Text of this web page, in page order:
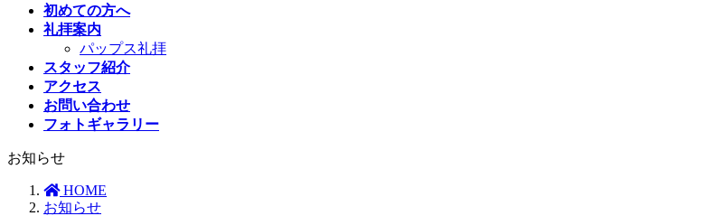
初めての方へ
礼拝案内
パップス礼拝
スタッフ紹介
アクセス
お問い合わせ
フォトギャラリー
お知らせ
HOME
お知らせ